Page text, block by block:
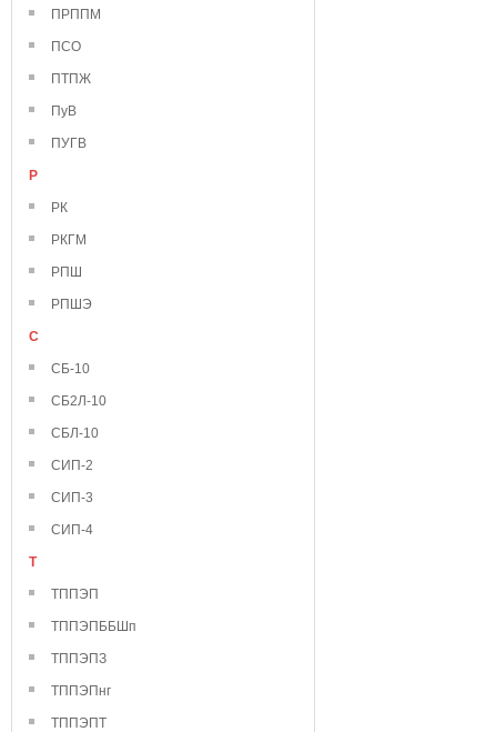
ПРППМ
ПСО
ПТПЖ
ПуВ
ПУГВ
Р
РК
РКГМ
РПШ
РПШЭ
С
СБ-10
СБ2Л-10
СБЛ-10
СИП-2
СИП-3
СИП-4
Т
ТППЭП
ТППЭПББШп
ТППЭПЗ
ТППЭПнг
ТППЭПТ